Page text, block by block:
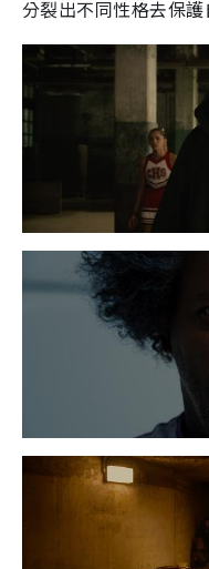
分裂出不同性格去保護